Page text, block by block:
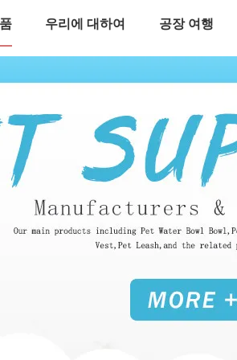
우리에 대하여 공장 여행